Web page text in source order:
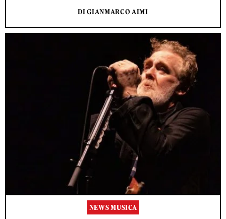
DI GIANMARCO AIMI
NEWS MUSICA